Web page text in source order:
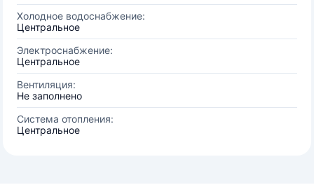
Холодное водоснабжение:
Центральное
Электроснабжение:
Центральное
Вентиляция:
Не заполнено
Система отопления:
Центральное